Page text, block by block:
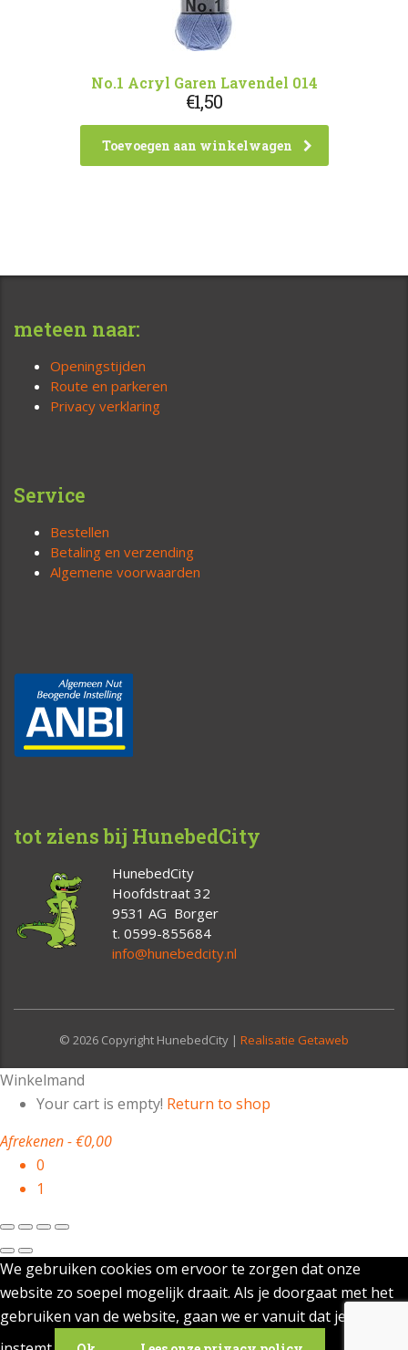
No.1 Acryl Garen Lavendel 014
€1,50
Toevoegen aan winkelwagen
meteen naar:
Openingstijden
Route en parkeren
Privacy verklaring
Service
Bestellen
Betaling en verzending
Algemene voorwaarden
tot ziens bij HunebedCity
HunebedCity
Hoofdstraat 32
9531 AG Borger
t. 0599-855684
info@hunebedcity.nl
© 2026 Copyright HunebedCity | Realisatie Getaweb
Winkelmand
Your cart is empty! Return to shop
Afrekenen-€0,00
0
1
We gebruiken cookies om ervoor te zorgen dat onze
website zo soepel mogelijk draait. Als je doorgaat met het
gebruiken van de website, gaan we er vanuit dat je ermee